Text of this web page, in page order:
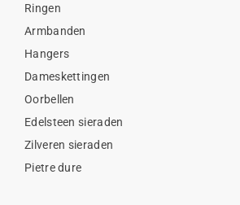
Ringen
Armbanden
Hangers
Dameskettingen
Oorbellen
Edelsteen sieraden
Zilveren sieraden
Pietre dure